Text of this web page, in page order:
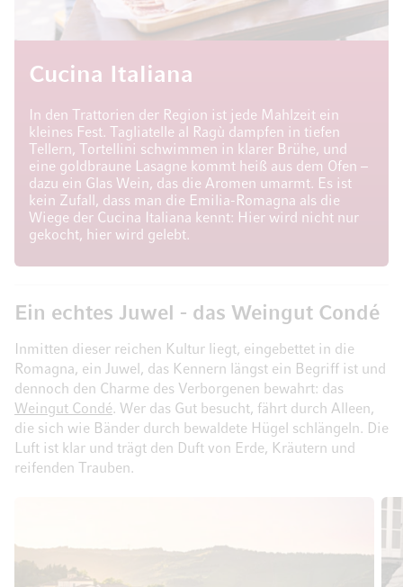
Cucina Italiana
In den Trattorien der Region ist jede Mahlzeit ein
kleines Fest. Tagliatelle al Ragù dampfen in tiefen
Tellern, Tortellini schwimmen in klarer Brühe, und
eine goldbraune Lasagne kommt heiß aus dem Ofen –
dazu ein Glas Wein, das die Aromen umarmt. Es ist
kein Zufall, dass man die Emilia-Romagna als die
Wiege der Cucina Italiana kennt: Hier wird nicht nur
gekocht, hier wird gelebt.
Ein echtes Juwel - das Weingut Condé
Inmitten dieser reichen Kultur liegt, eingebettet in die
Romagna, ein Juwel, das Kennern längst ein Begriff ist und
dennoch den Charme des Verborgenen bewahrt: das
Weingut Condé. Wer das Gut besucht, fährt durch Alleen,
die sich wie Bänder durch bewaldete Hügel schlängeln. Die
Luft ist klar und trägt den Duft von Erde, Kräutern und
reifenden Trauben.